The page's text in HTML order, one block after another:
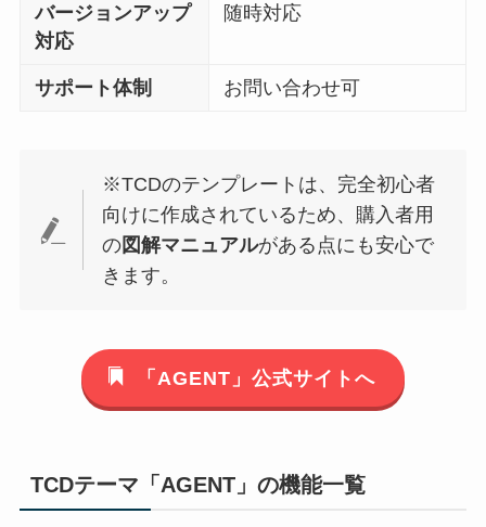
バージョンアップ
対応
随時対応
サポート体制 お問い合わせ可
※TCDのテンプレートは、完全初心者
向けに作成されているため、購入者用
の図解マニュアルがある点にも安心で
きます。
「AGENT」公式サイトへ
TCDテーマ「AGENT」の機能一覧